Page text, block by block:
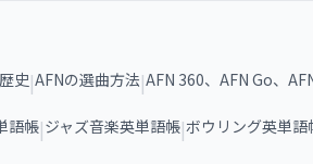
史|AFNの選曲方法|AFN 360、AFN Go、
語帳|ジャズ音楽英単語帳|ボウリング英単語